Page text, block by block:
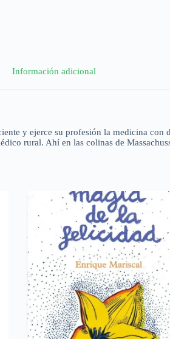
Información adicional
y ejerce su profesión la medicina
rural. Ahí en las colinas de